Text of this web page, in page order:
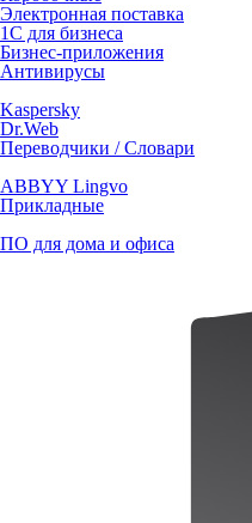
Электронная поставка
1С для бизнеса
Бизнес-приложения
Антивирусы
Kaspersky
Dr.Web
Переводчики / Словари
ABBYY Lingvo
Прикладные
ПО для дома и офиса